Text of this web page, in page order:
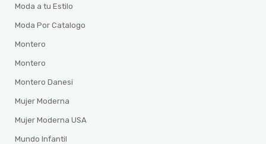
Moda a tu Estilo
Moda Por Catalogo
Montero
Montero
Montero Danesi
Mujer Moderna
Mujer Moderna USA
Mundo Infantil